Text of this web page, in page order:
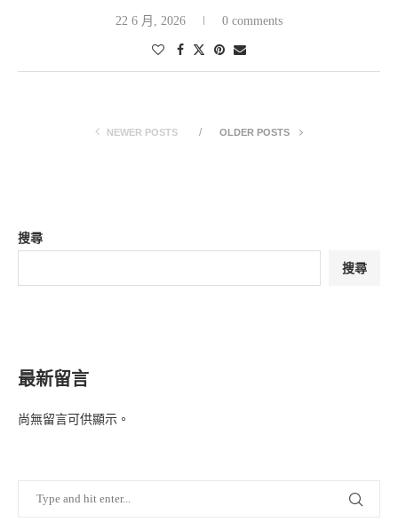
22 6 月, 2026 0 comments
NEWER POSTS OLDER POSTS
搜尋
搜尋
最新留言
尚無留言可供顯示。